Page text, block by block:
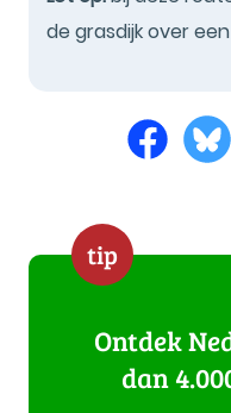
de grasdijk over
tip
Ontdek
dan